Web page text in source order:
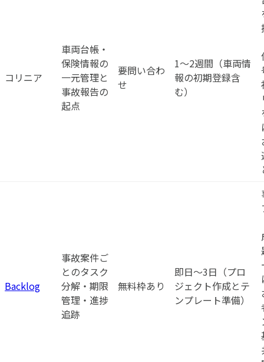
コリニア
車両台帳・
保険情報の
一元管理と
事故報告の
起点
要問い合わ
せ
1〜2週間（車両情
報の初期登録含
む）
Backlog
事故案件ご
とのタスク
分解・期限
管理・進捗
追跡
無料枠あり
即日〜3日（プロ
ジェクト作成とテ
ンプレート準備）